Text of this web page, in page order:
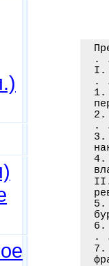
.
I.
.
1.
2.
.
3.
4.
5.
.
7.